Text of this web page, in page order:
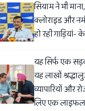
सियाम ने भी
क्लोराइड और
हो रही गाड़ियां-
यह सिर्फ एक
यह लाखों
व्यापारियों और
लिए एक